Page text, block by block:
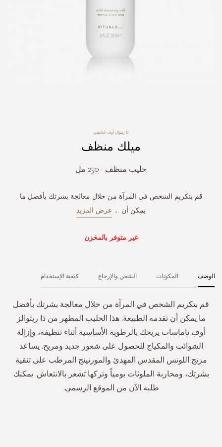
ذا ريتوال أوف ناماستي
ميلك منظف
حليب منظف - 250 مل
قم بتكريم الشخص في المرآة من خلال معالجة بشرتك بأفضل ما
يمكن أن ... عرض المزيد
غير متوفر بالمخزن
الوصف
قم بتكريم الشخص في المرآة من خلال معالجة بشرتك بأفضل
ما يمكن أن تقدمه الطبيعة. هذا الحليب المطهر من ذا ريتوالز
أوف ناماسات يريحك بالرطوبة الأساسية أثناء تنظيفه، وإزالة
الشوائب والمكياج للحصول على شعور جديد ومريح. يساعد
مزيج اللوتس المقدس المهدئ والمورنينج المرطب على تنقية
بشرتك، ومحاربة الملوثات يومياً وتركها تشعر بالانتعاش. يمكنك
طلبه الآن من الموقع الرسمي.
المكونات الشحن والإرجاع كيفية الإستخدام